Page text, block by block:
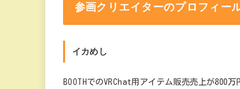
参画クリエイターのプロフィー
イカめし
BOOTHでのVRChat用アイテム販売売上が800